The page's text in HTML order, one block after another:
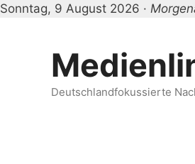
Sonntag, 9 August 2026 ·
Deutschlandfokussierte